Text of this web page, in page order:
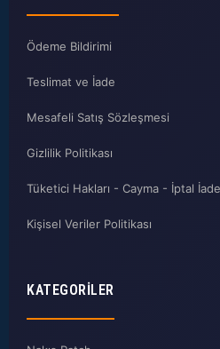
Ödeme Bildirimi
Teslimat ve İade
Mesafeli Satış Sözleşmesi
Gizlilik Politikası
Tüketici Hakları - Cayma - İptal İade
Kişisel Veriler Politikası
KATEGORILER